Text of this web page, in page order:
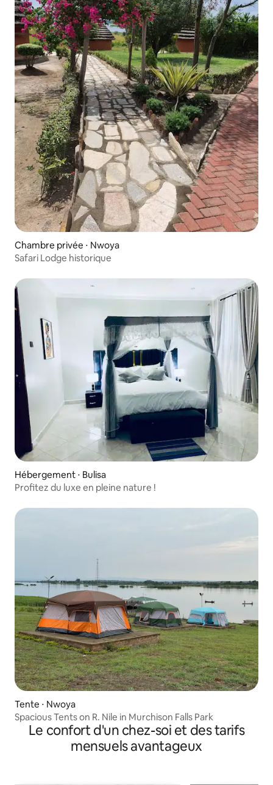
Chambre privée ⋅ Nwoya
Safari Lodge historique
Hébergement ⋅ Bulisa
Profitez du luxe en pleine nature !
Tente ⋅ Nwoya
Spacious Tents on R. Nile in Murchison Falls Park
Le confort d'un chez-soi et des tarifs
mensuels avantageux